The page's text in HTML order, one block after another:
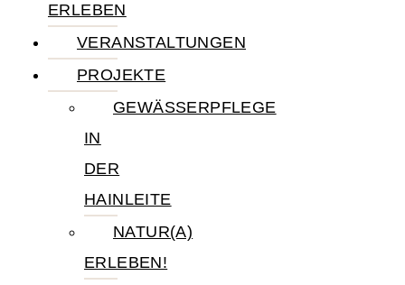
ERLEBEN
VERANSTALTUNGEN
PROJEKTE
GEWÄSSERPFLEGE
IN
DER
HAINLEITE
NATUR(A)
ERLEBEN!